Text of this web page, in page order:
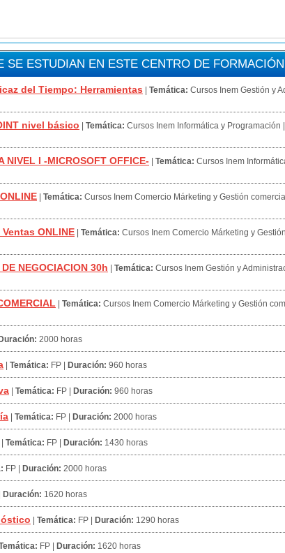
SE ESTUDIAN EN ESTE CENTRO DE FORMACIÓN
del Tiempo: Herramientas Temática: Cursos Inem Gestión y
nivel básico Temática: Cursos Inem Informática y Programación
NIVEL I -MICROSOFT OFFICE- Temática: Cursos Inem
Temática: Cursos Inem Comercio Márketing y Gestión comercial
ONLINE Temática: Cursos Inem Comercio Márketing y
NEGOCIACION 30h Temática: Cursos Inem Gestión y
Temática: Cursos Inem Comercio Márketing y Gestión
Duración: 2000 horas
Temática: FP Duración: 960 horas
Temática: FP Duración: 960 horas
Temática: FP Duración: 2000 horas
Temática: FP Duración: 1430 horas
FP Duración: 2000 horas
Duración: 1620 horas
Temática: FP Duración: 1290 horas
FP Duración: 1620 horas